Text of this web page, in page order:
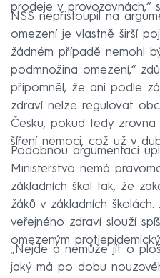
prodeje v provozovnách,“
NSS nepřistoupil na
omezení je vlastně širší
žádném případě nemohl
podmnožina omezení,“
připomněl, že ani podle
zdraví nelze regulovat
Česku, pokud tedy zrovna
šíření nemoci, což už v
Podobnou argumentaci
Ministerstvo nemá
základních škol tak, že
žáků v základních
veřejného zdraví slouží
omezeným
„Nejde a nemůže jít o
jaký má po dobu